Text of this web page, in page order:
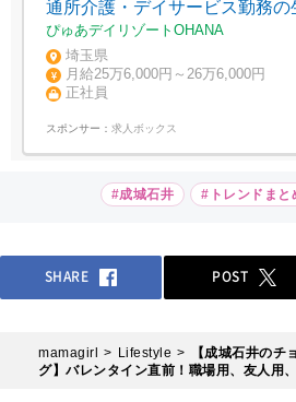
通所介護・デイサービス勤務の
ぴゅあデイリゾートOHANA
埼玉県
月給25万6,000円～26万6,000円
正社員
スポンサー： 求人ボックス
#成城石井 #トレンドまと
SHARE POST
mamagirl Lifestyle
【成城石井のチ
グ】バレンタイン直前！職場用、友人用